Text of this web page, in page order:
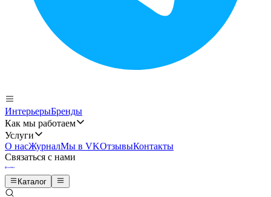
ИнтерьерыБренды
Как мы работаем
Услуги
О насЖурналМы в VKОтзывыКонтакты
Связаться с нами
Каталог